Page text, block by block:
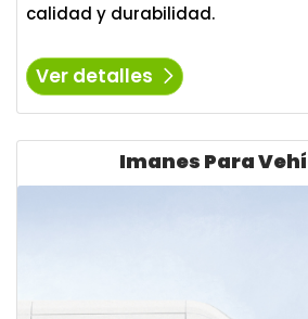
calidad y durabilidad.
Ver detalles
Imanes Para
Ver detalles Imanes Para Vehículos